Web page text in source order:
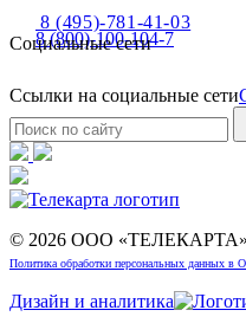
8 (800)-100-104-7
8 (495)-781-41-03
Социальные сети
Ссылки на социальные сети
© 2026 ООО
Политика обработки персональных
Дизайн и аналитика